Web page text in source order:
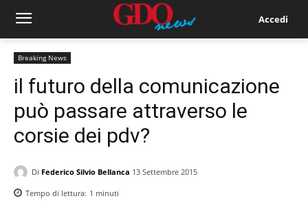
Accedi
Breaking News
il futuro della comunicazione
può passare attraverso le
corsie dei pdv?
Di Federico Silvio Bellanca 13 Settembre 2015
Tempo di lettura: 1 minuti